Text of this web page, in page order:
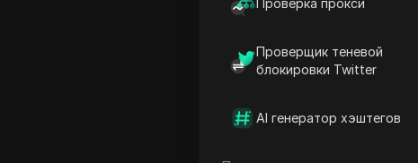
Проверка прокси
Проверщик теневой
блокировки Twitter
AI генератор хэштегов